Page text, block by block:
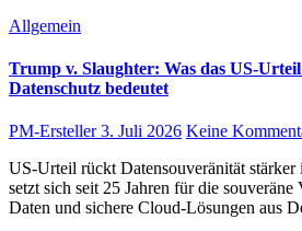
Allgemein
Trump v. Slaughter: Was das US-
Datenschutz bedeutet
PM-Ersteller3. Juli 2026 Keine
US-Urteil rückt Datensouveränität stärker in den Fokus - netfiles
setzt sich seit 25 Jahren für die souveräne
Daten und sichere Cloud-Lösungen aus